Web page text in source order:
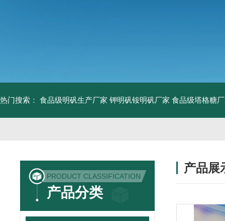
热门搜索： 食品级明矾生产厂家 钾明矾铵明矾厂家 食品级塔格糖
PRODUCT CLASSIFICATION
产品分类
产品展